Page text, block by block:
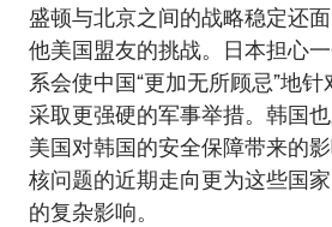
盛顿与北京之间的战略稳定还
他美国盟友的挑战。日本担心
系会使中国“更加无所顾忌”地
采取更强硬的军事举措。韩国
美国对韩国的安全保障带来的
核问题的近期走向更为这些国
的复杂影响。